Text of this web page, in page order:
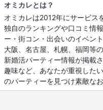
オミカレとは？
オミカレは2012年にサービス
独自のランキングや口コミ情
ー・街コン・出会いのイベン
大阪、名古屋、札幌、福岡等
新婚活パーティー情報が掲載
趣味など、あなたが重視した
のパーティーを見つけ素敵な